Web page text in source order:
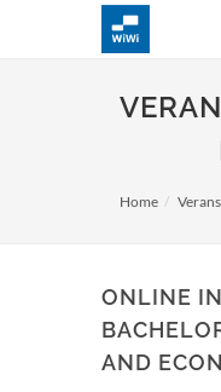
Home
ONLINE
AND